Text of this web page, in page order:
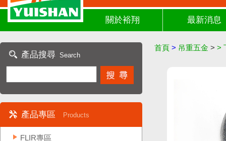
關於裕翔 最新消息
產品搜尋 Search
產品專區 Products
FLIR專區
首頁 > 吊重五金 > >